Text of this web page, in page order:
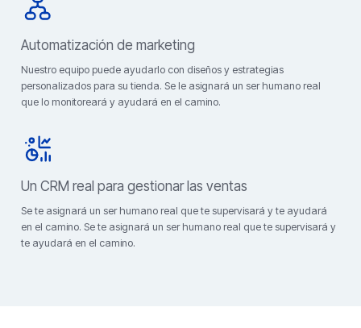
Automatización de marketing
Nuestro equipo puede ayudarlo con diseños y estrategias
personalizados para su tienda. Se le asignará un ser humano real
que lo monitoreará y ayudará en el camino.
Un CRM real para gestionar las ventas
Se te asignará un ser humano real que te supervisará y te ayudará
en el camino. Se te asignará un ser humano real que te supervisará y
te ayudará en el camino.